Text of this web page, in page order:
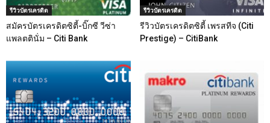
รีวิวบัตรเครดิต
สมัครบัตรเครดิตซิตี้-บิ๊กซี วีซ่า
แพลตตินั่ม – Citi Bank
รีวิวบัตรเครดิต
รีวิวบัตรเครดิตซิตี้ เพรสทีจ (Citi
Prestige) – CitiBank